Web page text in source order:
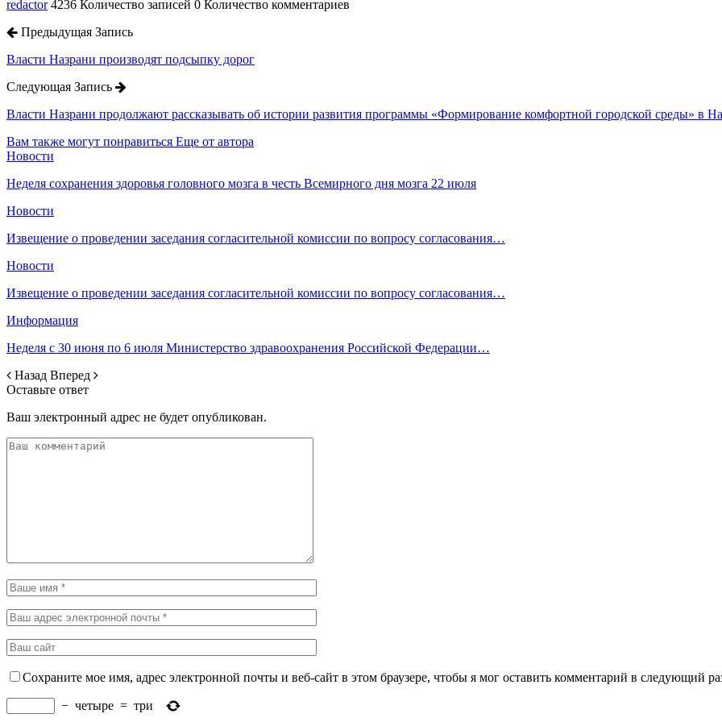
redactor 4236 Количество записей 0 Количество комментариев
Предыдущая Запись
Власти Назрани производят подсыпку дорог
Следующая Запись
Власти Назрани продолжают рассказывать об истории развития программы «Формирование комфортной городской среды» в
Вам также могут понравиться Еще от автора
Новости
Неделя сохранения здоровья головного мозга в честь Всемирного дня мозга 22 июля
Новости
Извещение о проведении заседания согласительной комиссии по вопросу согласования…
Новости
Извещение о проведении заседания согласительной комиссии по вопросу согласования…
Информация
Неделя с 30 июня по 6 июля Министерство здравоохранения Российской Федерации…
Назад Вперед
Оставьте ответ
Ваш электронный адрес не будет опубликован.
Сохраните мое имя, адрес электронной почты и веб-сайт в этом браузере, чтобы я мог оставить комментарий в следующий
− четыре = три